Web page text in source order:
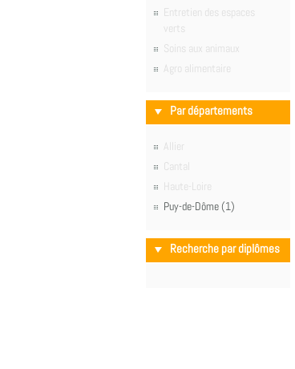
Entretien des espaces
verts
Soins aux animaux
Agro alimentaire
Par départements
Allier
Cantal
Haute-Loire
Puy-de-Dôme (1)
Recherche par diplômes